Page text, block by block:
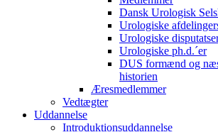
Dansk Urologisk
Urologiske
Urologiske
Urologiske ph.d.´er
DUS formænd og
historien
Æresmedlemmer
Vedtægter
Uddannelse
Introduktionsuddannelse